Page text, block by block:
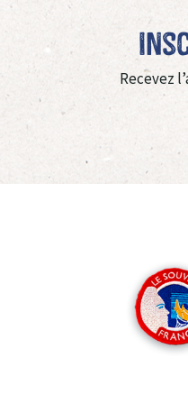
Recevez